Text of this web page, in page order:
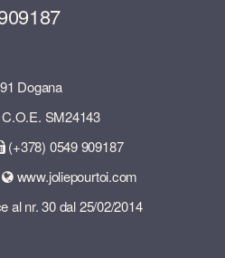
Dogana
SM24143
(+378) 0549 909187
www.joliepourtoi.com
al nr. 30 dal 25/02/2014